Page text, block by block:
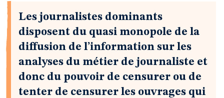
Les journalistes dominants
disposent du quasi monopole de la
diffusion de l’information sur les
analyses du métier de journaliste et
donc du pouvoir de censurer ou de
tenter de censurer les ouvrages qui